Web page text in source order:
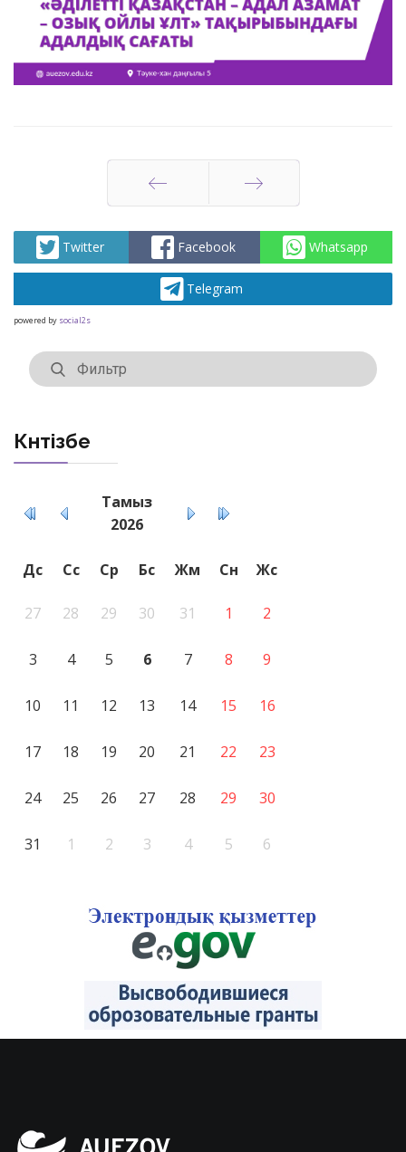
Артқа Алға
Twitter Facebook Whatsapp
Telegram
powered by social2s
Күнтізбе
Тамыз
2026
Дс Сс Ср Бс Жм Сн Жс
27 28 29 30 31 1 2
3 4 5 6 7 8 9
10 11 12 13 14 15 16
17 18 19 20 21 22 23
24 25 26 27 28 29 30
31 1 2 3 4 5 6